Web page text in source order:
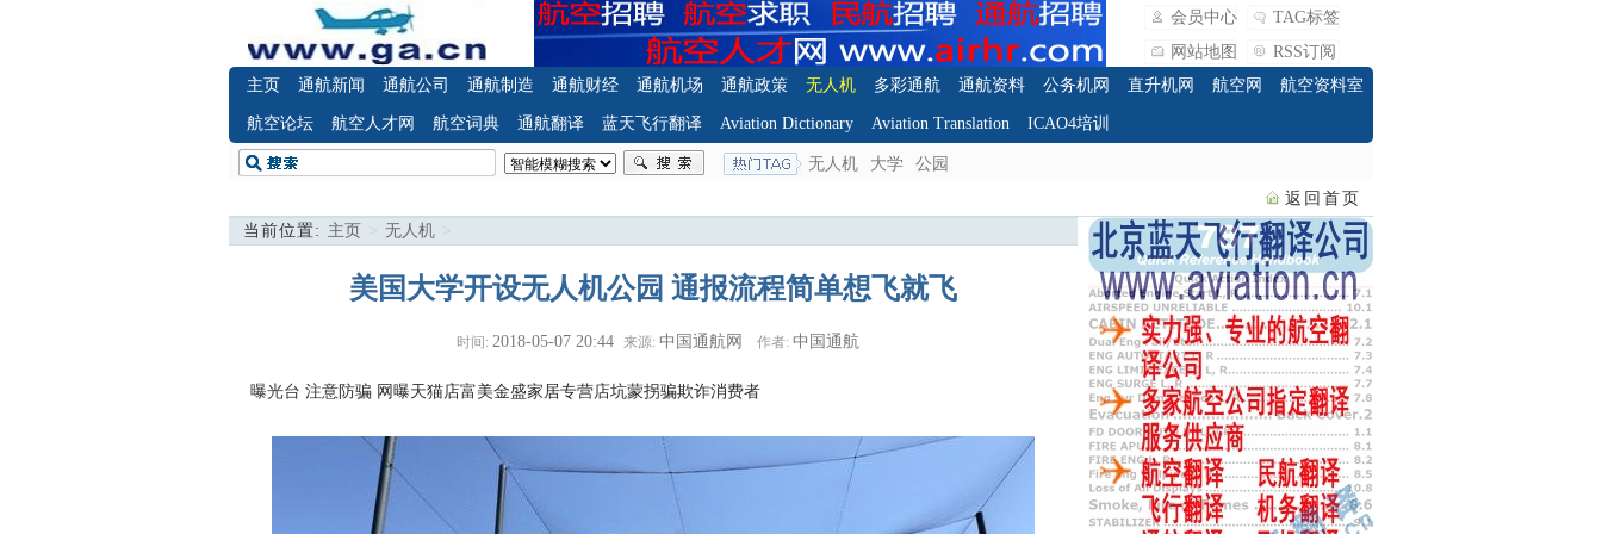
会员中心
TAG标签
网站地图
RSS订阅
主页
通航新闻 通航公司 通航制造 通航财经 通航机场 通航政策 无人机 多彩通航 通航资料 公务机网 直升机网 航空网 航空资料室
航空论坛 航空人才网 航空词典 通航翻译 蓝天飞行翻译 Aviation Dictionary Aviation Translation ICAO4培训
无人机 大学
公园
返回首页
当前位置: 主页 > 无人机 >
美国大学开设无人机公园 通报流程简单想飞就飞
时间: 2018-05-07 20:44 来源: 中国通航网 作者: 中国通航
曝光台 注意防骗 网曝天猫店富美金盛家居专营店坑蒙拐骗欺诈消费者